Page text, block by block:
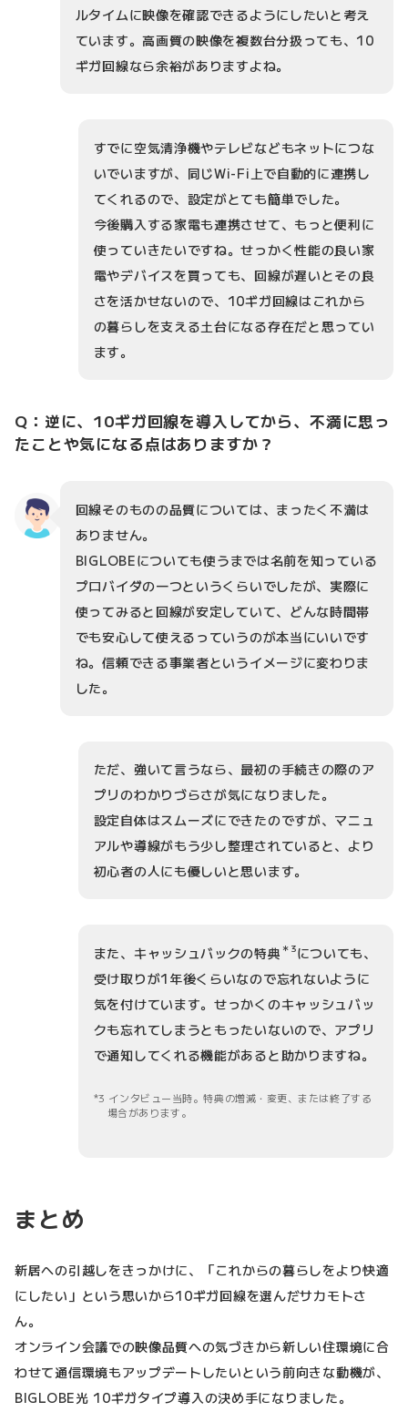
ルタイムに映像を確認できるようにしたいと考え
ています。高画質の映像を複数台分扱っても、10
ギガ回線なら余裕がありますよね。
すでに空気清浄機やテレビなどもネットにつな
いでいますが、同じWi-Fi上で自動的に連携し
てくれるので、設定がとても簡単でした。
今後購入する家電も連携させて、もっと便利に
使っていきたいですね。せっかく性能の良い家
電やデバイスを買っても、回線が遅いとその良
さを活かせないので、10ギガ回線はこれから
の暮らしを支える土台になる存在だと思ってい
ます。
Q：逆に、10ギガ回線を導入してから、不満に思っ
たことや気になる点はありますか？
回線そのものの品質については、まったく不満は
ありません。
BIGLOBEについても使うまでは名前を知っている
プロバイダの一つというくらいでしたが、実際に
使ってみると回線が安定していて、どんな時間帯
でも安心して使えるっていうのが本当にいいです
ね。信頼できる事業者というイメージに変わりま
した。
ただ、強いて言うなら、最初の手続きの際のア
プリのわかりづらさが気になりました。
設定自体はスムーズにできたのですが、マニュ
アルや導線がもう少し整理されていると、より
初心者の人にも優しいと思います。
また、キャッシュバックの特典 ＊3についても、
受け取りが1年後くらいなので忘れないように
気を付けています。せっかくのキャッシュバッ
クも忘れてしまうともったいないので、アプリ
で通知してくれる機能があると助かりますね。
3 インタビュー当時。特典の増減・変更、または終了する
場合があります。
まとめ
新居への引越しをきっかけに、「これからの暮らしをより快適
にしたい」という思いから10ギガ回線を選んだサカモトさ
ん。
オンライン会議での映像品質への気づきから新しい住環境に合
わせて通信環境もアップデートしたいという前向きな動機が、
BIGLOBE光 10ギガタイプ導入の決め手になりました。